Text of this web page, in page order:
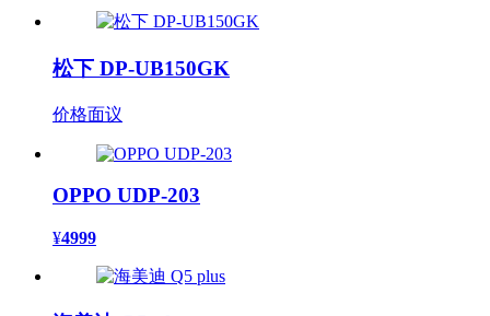
松下 DP-UB150GK
价格面议
OPPO UDP-203
¥4999